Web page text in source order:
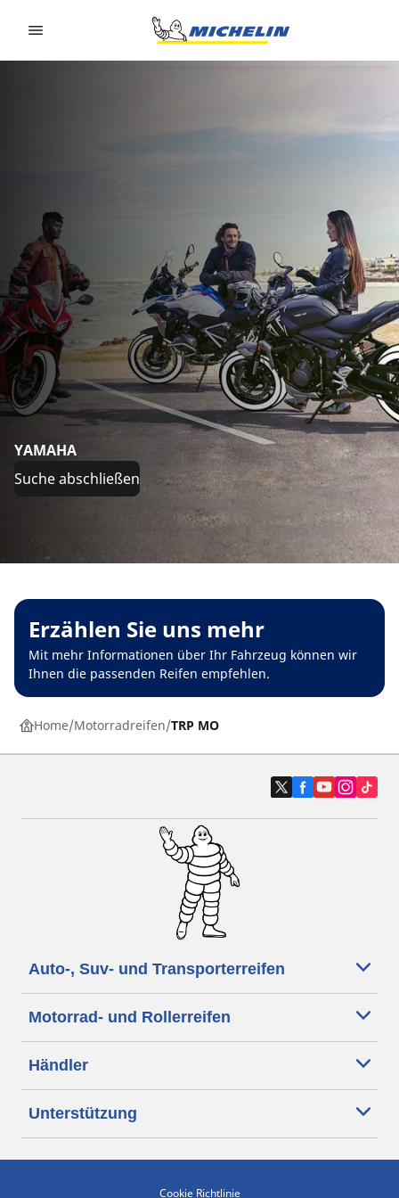
YAMAHA
Suche abschließen
Erzählen Sie uns mehr
Mit mehr Informationen über Ihr Fahrzeug können wir
Ihnen die passenden Reifen empfehlen.
Home Motorradreifen TRP MO
Auto-, Suv- und Transporterreifen
Motorrad- und Rollerreifen
Händler
Unterstützung
Cookie Richtlinie